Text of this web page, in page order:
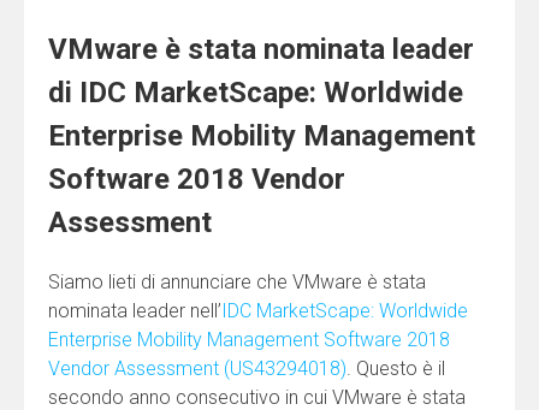
VMware è stata nominata leader
di IDC MarketScape: Worldwide
Enterprise Mobility Management
Software 2018 Vendor
Assessment
Siamo lieti di annunciare che VMware è stata
nominata leader nell’IDC MarketScape: Worldwide
Enterprise Mobility Management Software 2018
Vendor Assessment (US43294018). Questo è il
secondo anno consecutivo in cui VMware è stata